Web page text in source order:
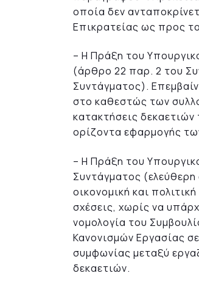
οποία δεν
Επικρατείας ως προς
– Η Πράξη του
(άρθρο 22 παρ. 2 του
Συντάγματος).
στο καθεστώς των
κατακτήσεις
ορίζοντα εφαρμογής
– Η Πράξη του
Συντάγματος
οικονομική και
σχέσεις, χωρίς να
νομολογία του
Κανονισμών Εργασίας
συμφωνίας μεταξύ
δεκαετιών.